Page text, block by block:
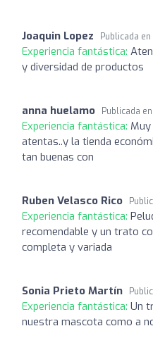
Joaquin Lopez Publicada en
Experiencia fantástica:
y diversidad de productos
anna huelamo Publicada en
Experiencia fantástica:
atentas..y la tienda
tan buenas con
Ruben Velasco Rico
Experiencia fantástica:
recomendable y un trato
completa y variada
Sonia Prieto Martín
Experiencia fantástica: Un
nuestra mascota como a